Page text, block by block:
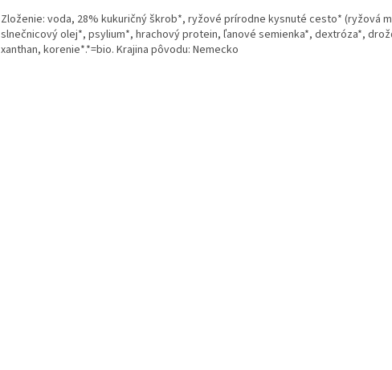
Zloženie: voda, 28% kukuričný škrob*, ryžové prírodne kysnuté cesto* (ryžová
slnečnicový olej*, psylium*, hrachový protein, ľanové semienka*, dextróza*,
xanthan, korenie*.*=bio. Krajina pôvodu: Nemecko